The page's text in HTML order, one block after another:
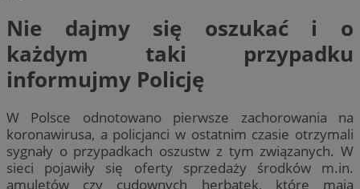
Nie dajmy się oszukać i o
każdym taki przypadku
informujmy Policję
W Polsce odnotowano pierwsze zachorowania na
koronawirusa, a policjanci w ostatnim czasie otrzymali
sygnały o przypadkach oszustw z tym związanych. W
sieci pojawiły się oferty sprzedaży środków m.in.
amuletów czy cudownych herbatek, które mają